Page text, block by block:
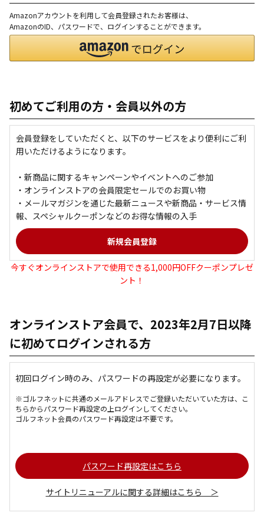
Amazonアカウントを利用して会員登録されたお客様は、
AmazonのID、パスワードで、ログインすることができます。
初めてご利用の方・会員以外の方
会員登録をしていただくと、以下のサービスをより便利にご利
用いただけるようになります。
・新商品に関するキャンペーンやイベントへのご参加
・オンラインストアの会員限定セールでのお買い物
・メールマガジンを通じた最新ニュースや新商品・サービス情
報、スペシャルクーポンなどのお得な情報の入手
今すぐオンラインストアで使用できる1,000円OFFクーポンプレゼ
ント！
オンラインストア会員で、2023年2月7日以降
に初めてログインされる方
初回ログイン時のみ、パスワードの再設定が必要になります。
※ゴルフネットに共通のメールアドレスでご登録いただいていた方は、こ
ちらからパスワード再設定の上ログインしてください。
ゴルフネット会員のパスワード再設定は不要です。
パスワード再設定はこちら
サイトリニューアルに関する詳細はこちら ＞